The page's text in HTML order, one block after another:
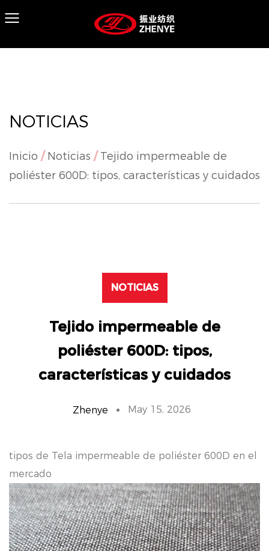
NOTICIAS
Inicio / Noticias / Tejido impermeable de
poliéster 600D: tipos, características y cuidados
NOTICIAS
Tejido impermeable de
poliéster 600D: tipos,
características y cuidados
Zhenye May 15, 2026
tipos de Tela impermeable de poliéster 600D en el
mercado